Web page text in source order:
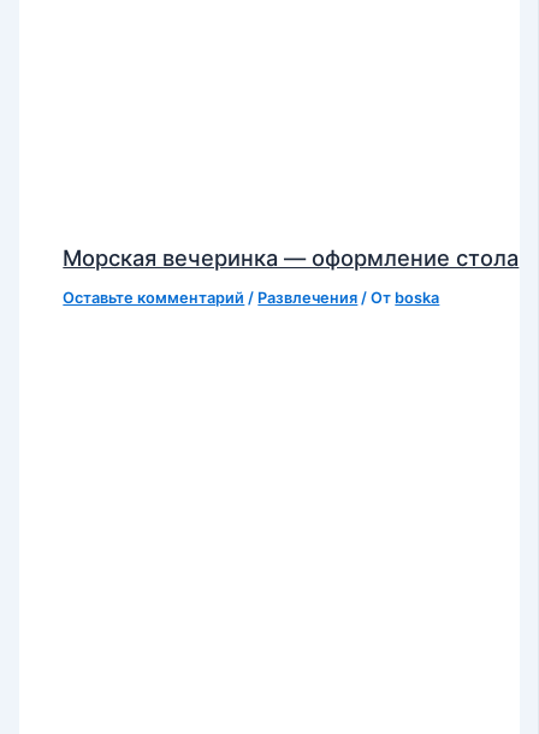
Морская вечеринка — оформление стола
Оставьте комментарий / Развлечения / От boska